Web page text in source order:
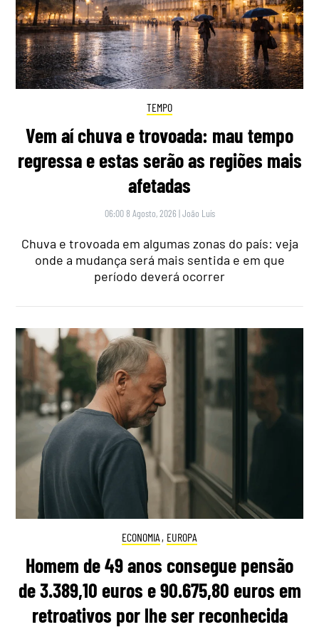
TEMPO
Vem aí chuva e trovoada: mau tempo
regressa e estas serão as regiões mais
afetadas
06:00 8 Agosto, 2026 |João Luís
Chuva e trovoada em algumas zonas do país: veja
onde a mudança será mais sentida e em que
período deverá ocorrer
ECONOMIA , EUROPA
Homem de 49 anos consegue pensão
de 3.389,10 euros e 90.675,80 euros em
retroativos por lhe ser reconhecida